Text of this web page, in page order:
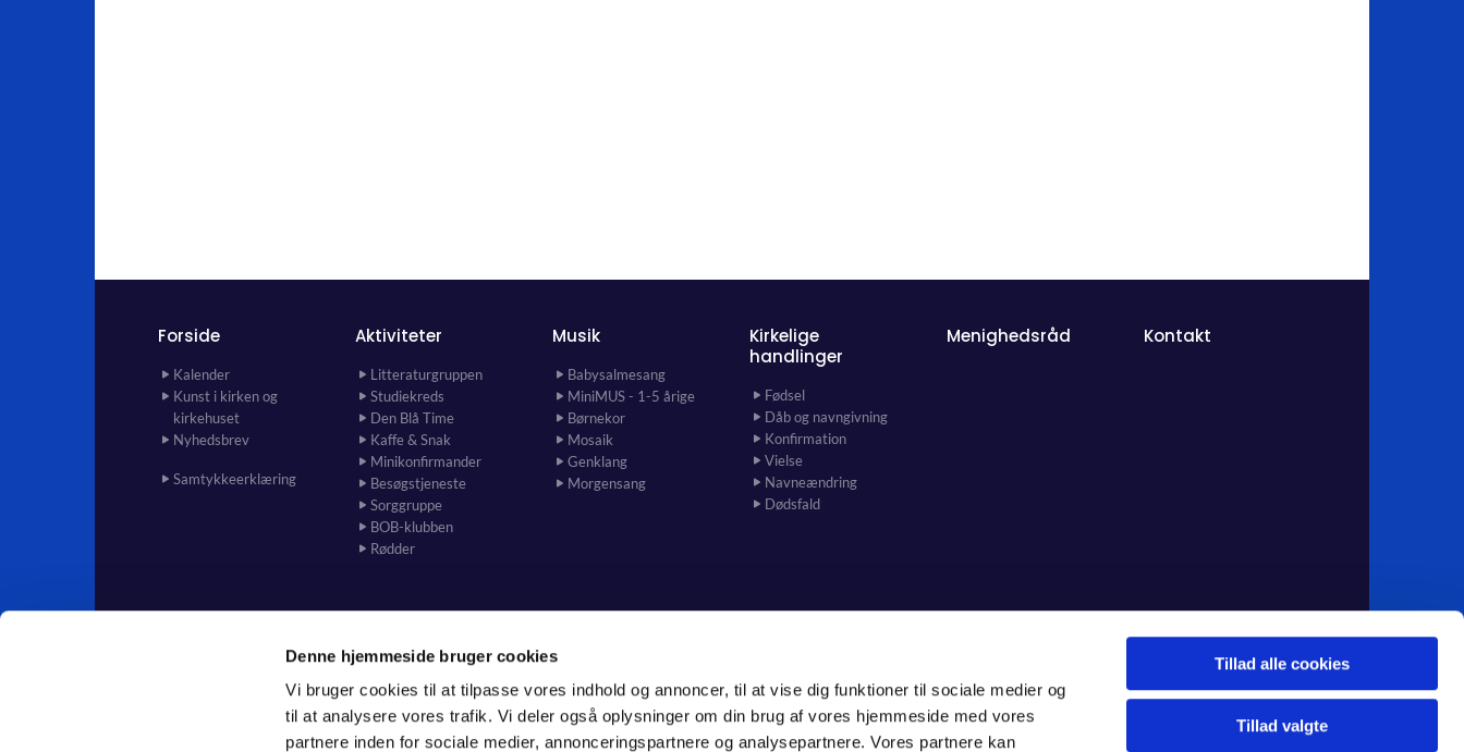
Denne hjemmeside bruger cookies
Vi bruger cookies til at tilpasse vores indhold og annoncer, til at vise dig funktioner til sociale medier og
til at analysere vores trafik. Vi deler også oplysninger om din brug af vores hjemmeside med vores
partnere inden for sociale medier, annonceringspartnere og analysepartnere. Vores partnere kan
Tillad alle cookies
Tillad valgte
Forside
Kalender
Kunst i kirken og
kirkehuset
Nyhedsbrev
Samtykkeerklæring
Aktiviteter
Litteraturgruppen
Studiekreds
Den Blå Time
Kaffe & Snak
Minikonfirmander
Besøgstjeneste
Sorggruppe
BOB-klubben
Rødder
Musik
Babysalmesang
MiniMUS - 1-5 årige
Børnekor
Mosaik
Genklang
Morgensang
Kirkelige
handlinger
Fødsel
Dåb og navngivning
Konfirmation
Vielse
Navneændring
Dødsfald
Menighedsråd Kontakt